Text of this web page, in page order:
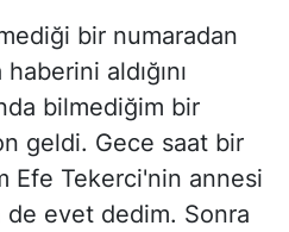
bir numaradan
aldığını
bilmediğim bir
geldi. Gece saat bir
Efe Tekerci'nin annesi
evet dedim. Sonra